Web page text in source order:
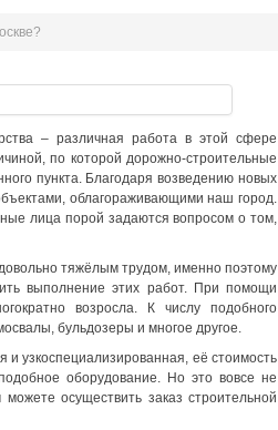
– различная работа в этой сфере
по которой дорожно-строительные
пункта. Благодаря возведению новых
облагораживающими наш город.
лица порой задаются вопросом о том,
тяжёлым трудом, именно поэтому
выполнение этих работ. При помощи
возросла. К числу подобного
бульдозеры и многое другое.
и узкоспециализированная, её стоимость
оборудование. Но это вовсе не
осуществить заказ строительной